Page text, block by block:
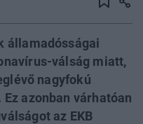
államadósságai
válság miatt,
nagyfokú
azonban várhatóan
az EKB